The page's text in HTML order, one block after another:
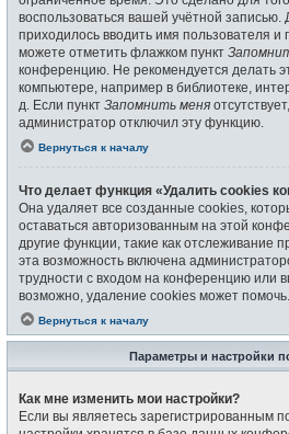
воспользоваться вашей учётной записью.
приходилось вводить имя пользователя
можете отметить флажком пункт
конференцию. Не рекомендуется делать
компьютере, например в библиотеке,
д. Если пункт Запомнить меня
администратор отключил эту функцию.
Вернуться к началу
Что делает функция «Удалить cookies
Она удаляет все созданные cookies,
оставаться авторизованным на этой
другие функции, такие как отслеживание
эта возможность включена
трудности с входом на конференцию или
возможно, удаление cookies может помочь.
Вернуться к началу
Параметры и настройки
Как мне изменить мои настройки?
Если вы являетесь зарегистрированным